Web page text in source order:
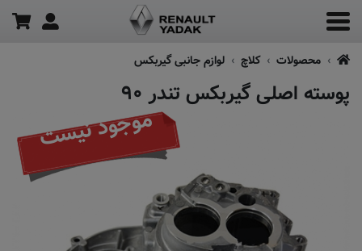
محصولات کلاچ لوازم جانبی گیربکس
پوسته اصلی گیربکس تندر ۹۰
موجود نیست